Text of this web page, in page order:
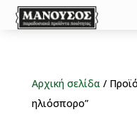
Αρχική σελίδα/
ηλιόσπορο”